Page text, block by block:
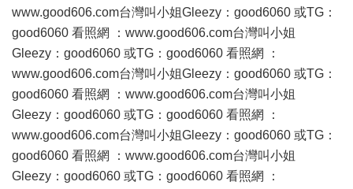
www.good606.com台灣叫小姐Gleezy：good6060 或TG：
good6060 看照網 ： www.good606.com台灣叫小姐
Gleezy：good6060 或TG：good6060 看照網 ：
www.good606.com台灣叫小姐Gleezy：good6060 或TG：
good6060 看照網 ： www.good606.com台灣叫小姐
Gleezy：good6060 或TG：good6060 看照網 ：
www.good606.com台灣叫小姐Gleezy：good6060 或TG：
good6060 看照網 ： www.good606.com台灣叫小姐
Gleezy：good6060 或TG：good6060 看照網 ：